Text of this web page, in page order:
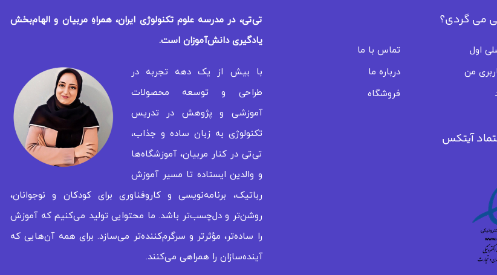
می گردی؟
اول
تماس با ما
من
درباره ما
فروشگاه
آیتکس
تی‌تی، در مدرسه علوم تکنولوژی ایران، همراهِ مربیان و الهام‌بخش
یادگیریدانش‌آموزان است.
با بیش از یک دهه تجربه در
طراحی و توسعه محصولات
آموزشی و پژوهش در تدریس
تکنولوژی به زبان ساده و جذاب،
تی‌تی در کنار مربیان، آموزشگاه‌ها
و والدین ایستاده تا مسیر آموزش
رباتیک، برنامه‌نویسی و کاروفناوری برای کودکان و نوجوانان،
روشن‌تر و دل‌چسب‌تر باشد. ما محتوایی تولید می‌کنیم که آموزش
را ساده‌تر، مؤثرتر و سرگرم‌کننده‌تر می‌سازد. برای همه‌ آن‌هایی که
آینده‌سازان را همراهی می‌کنند.